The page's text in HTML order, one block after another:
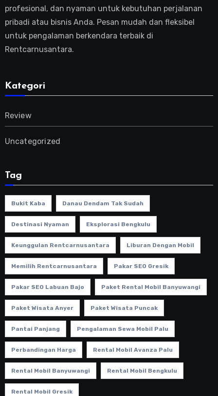
profesional, dan nyaman untuk kebutuhan perjalanan
pribadi atau bisnis Anda. Pesan mudah dan fleksibel
untuk pengalaman berkendara terbaik di
Rentcarnusantara.
Kategori
Review
Uncategorized
Tag
Bukit Kaba Danau Dendam Tak Sudah
Destinasi Nyaman Eksplorasi Bengkulu
Keunggulan Rentcarnusantara Liburan Dengan Mobil
Memilih Rentcarnusantara Pakar SEO Gresik
Pakar SEO Labuan Bajo Paket Rental Mobil Banyuwangi
Paket Wisata Anyer Paket Wisata Puncak
Pantai Panjang Pengalaman Sewa Mobil Palu
Perbandingan Harga Rental Mobil Avanza Palu
Rental Mobil Banyuwangi Rental Mobil Bengkulu
Rental Mobil Gresik